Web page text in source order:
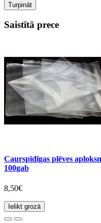
Turpināt
Saistītā prece
Caurspīdīgas plēves
100gab
8,50€
Ielikt grozā